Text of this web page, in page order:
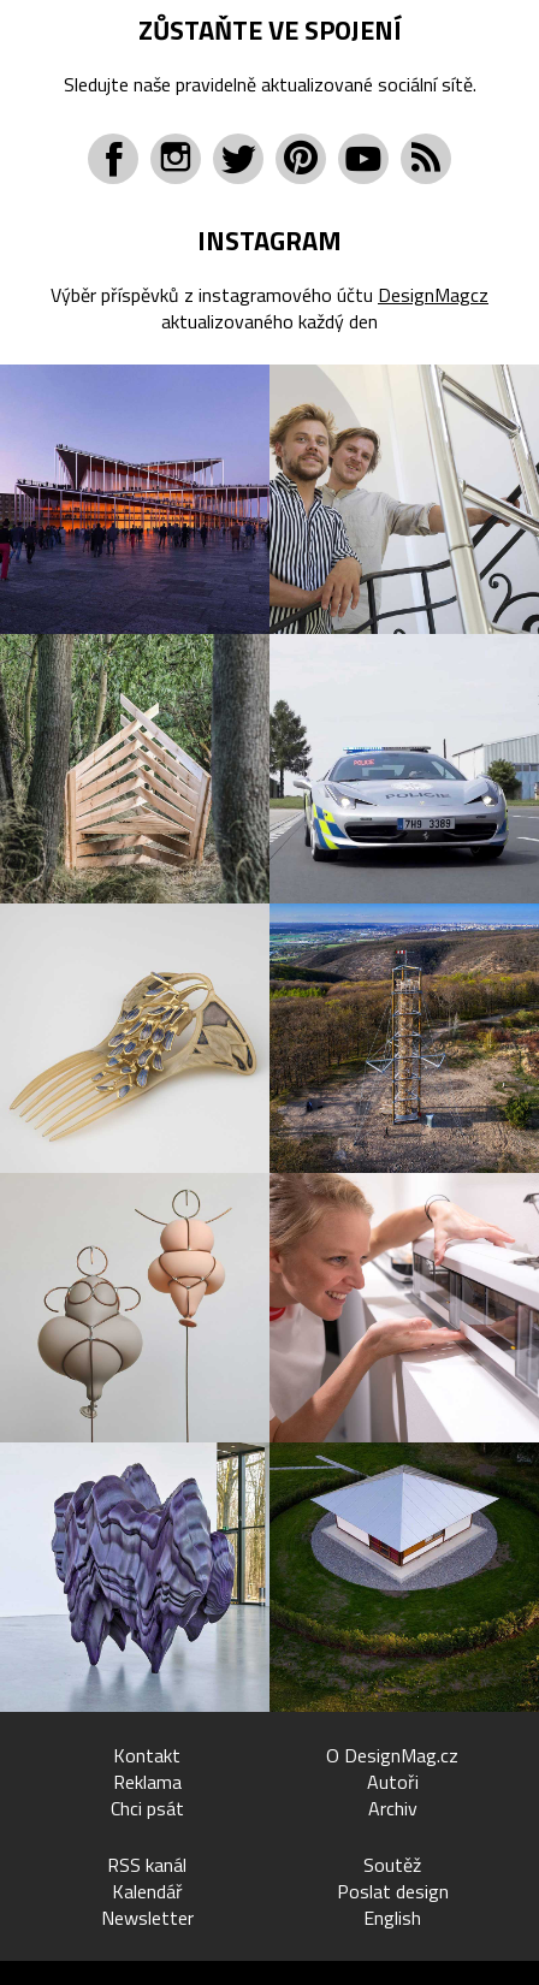
ZŮSTAŇTE VE SPOJENÍ
Sledujte naše pravidelně aktualizované sociální sítě.
INSTAGRAM
Výběr příspěvků z instagramového účtu DesignMagcz
aktualizovaného každý den
Kontakt
Reklama
Chci psát
O DesignMag.cz
Autoři
Archiv
RSS kanál
Kalendář
Newsletter
Soutěž
Poslat design
English